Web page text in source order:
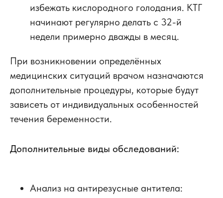
избежать кислородного голодания. КТГ
начинают регулярно делать с 32-й
недели примерно дважды в месяц.
При возникновении определённых
медицинских ситуаций врачом назначаются
дополнительные процедуры, которые будут
зависеть от индивидуальных особенностей
течения беременности.
Дополнительные виды обследований:
Анализ на антирезусные антитела: